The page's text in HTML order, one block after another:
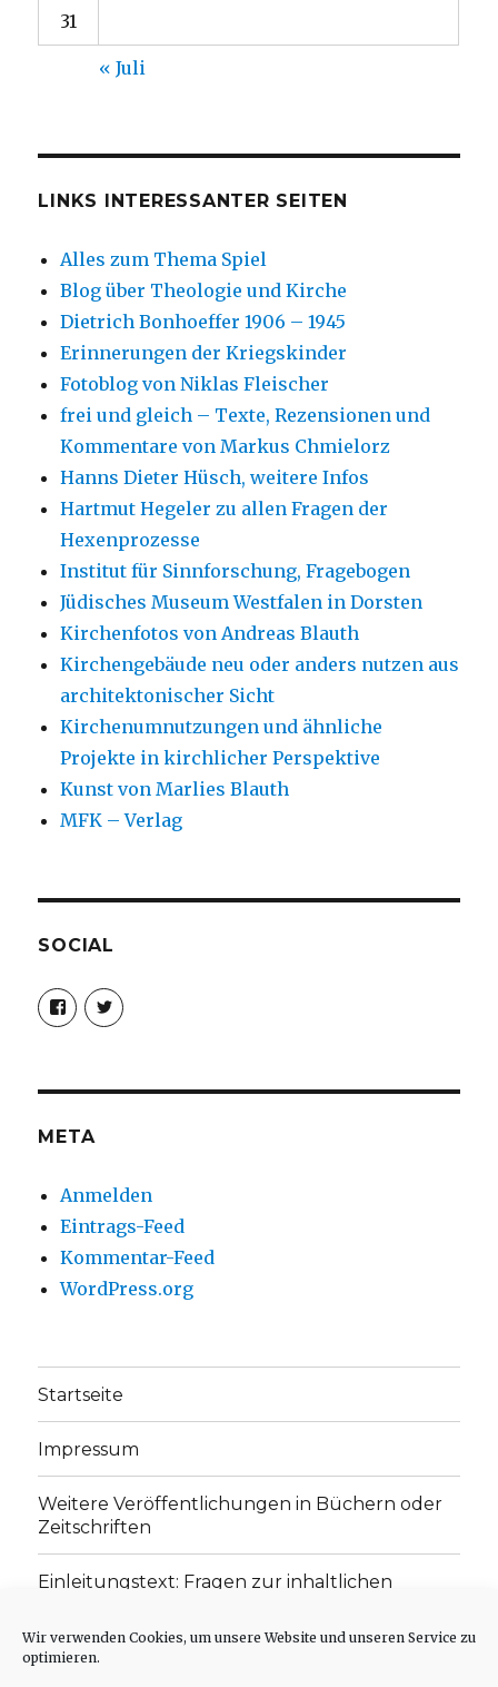
Wir verwenden Cookies, um unsere Website und unseren Service zu
optimieren.
31
« Juli
LINKS INTERESSANTER SEITEN
Alles zum Thema Spiel
Blog über Theologie und Kirche
Dietrich Bonhoeffer 1906 – 1945
Erinnerungen der Kriegskinder
Fotoblog von Niklas Fleischer
frei und gleich – Texte, Rezensionen und
Kommentare von Markus Chmielorz
Hanns Dieter Hüsch, weitere Infos
Hartmut Hegeler zu allen Fragen der
Hexenprozesse
Institut für Sinnforschung, Fragebogen
Jüdisches Museum Westfalen in Dorsten
Kirchenfotos von Andreas Blauth
Kirchengebäude neu oder anders nutzen aus
architektonischer Sicht
Kirchenumnutzungen und ähnliche
Projekte in kirchlicher Perspektive
Kunst von Marlies Blauth
MFK – Verlag
SOCIAL
Profil
von
christoph.fleischer1
anzeigen
Profil
von
anzeigen
META
Anmelden
Eintrags-Feed
Kommentar-Feed
WordPress.org
Startseite
Impressum
Weitere Veröffentlichungen in Büchern oder
Zeitschriften
Einleitungstext: Fragen zur inhaltlichen
„schwachen Glaubens“